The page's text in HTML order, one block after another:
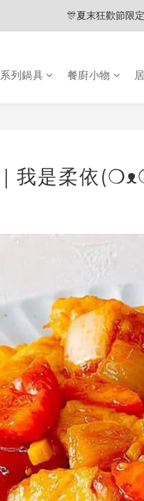
🎊夏末狂歡節限
🎊夏末狂歡節限
🧽 熱銷清潔劑 2
系列鍋具 餐廚小物
｜我是柔依